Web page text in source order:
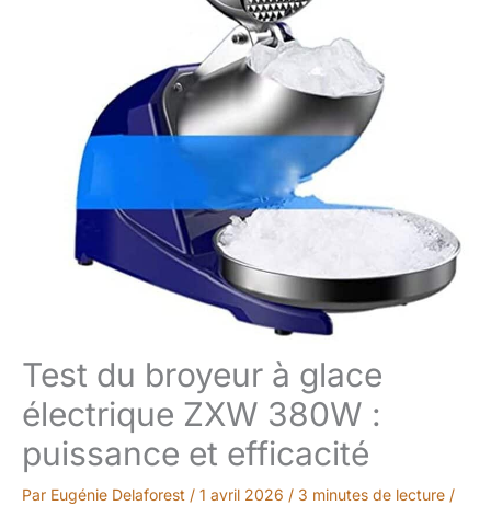
Test du broyeur à glace
électrique ZXW 380W :
puissance et efficacité
Par Eugénie Delaforest / 1 avril 2026 / 3 minutes de lecture /